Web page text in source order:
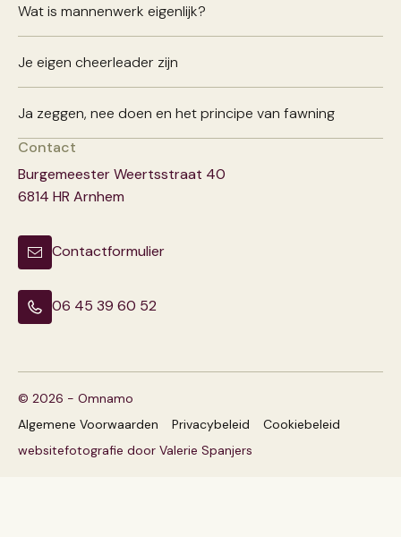
Wat is mannenwerk eigenlijk?
Je eigen cheerleader zijn
Ja zeggen, nee doen en het principe van fawning
Contact
Burgemeester Weertsstraat 40
6814 HR Arnhem
Contactformulier
06 45 39 60 52
© 2026 - Omnamo
Algemene Voorwaarden
Privacybeleid
Cookiebeleid
websitefotografie door Valerie Spanjers